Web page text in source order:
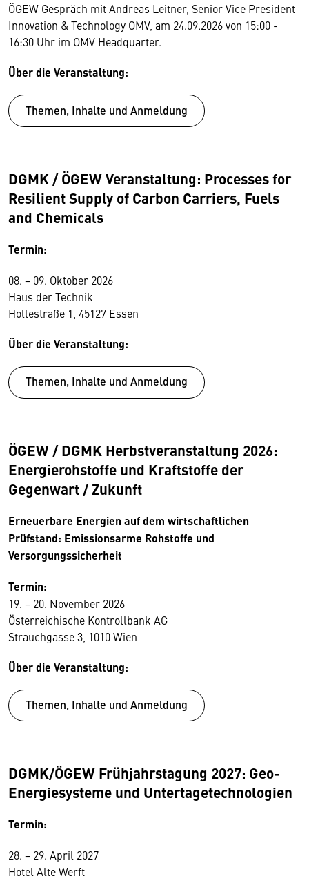
ÖGEW Gespräch mit Andreas Leitner, Senior Vice President
Innovation & Technology OMV, am 24.09.2026 von 15:00 -
16:30 Uhr im OMV Headquarter.
Über die Veranstaltung:
Themen, Inhalte und Anmeldung
DGMK / ÖGEW Veranstaltung: Processes for
Resilient Supply of Carbon Carriers, Fuels
and Chemicals
Termin:
08. − 09. Oktober 2026
Haus der Technik
Hollestraße 1, 45127 Essen
Über die Veranstaltung:
Themen, Inhalte und Anmeldung
ÖGEW / DGMK Herbstveranstaltung 2026:
Energierohstoffe und Kraftstoffe der
Gegenwart / Zukunft
Erneuerbare Energien auf dem wirtschaftlichen
Prüfstand: Emissionsarme Rohstoffe und
Versorgungssicherheit
Termin:
19. − 20. November 2026
Österreichische Kontrollbank AG
Strauchgasse 3, 1010 Wien
Über die Veranstaltung:
Themen, Inhalte und Anmeldung
DGMK/ÖGEW Frühjahrstagung 2027: Geo-
Energiesysteme und Untertage­technologien
Termin:
28. − 29. April 2027
Hotel Alte Werft